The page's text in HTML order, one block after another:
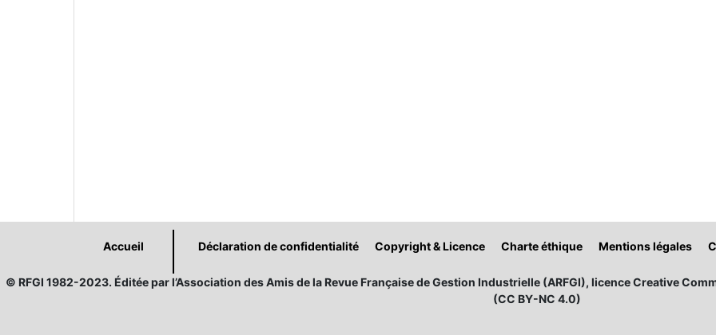
Accueil Déclaration de confidentialité Copyright & Licence Charte éthique Mentions légales
© RFGI 1982-2023. Éditée par l’Association des Amis de la Revue Française de Gestion Industrielle (ARFGI), licence Creative
(CC BY-NC 4.0)